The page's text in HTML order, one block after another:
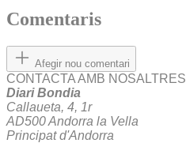
Comentaris
Afegir nou comentari
CONTACTA AMB NOSALTRES
Diari Bondia
Callaueta, 4, 1r
AD500 Andorra la Vella
Principat d'Andorra